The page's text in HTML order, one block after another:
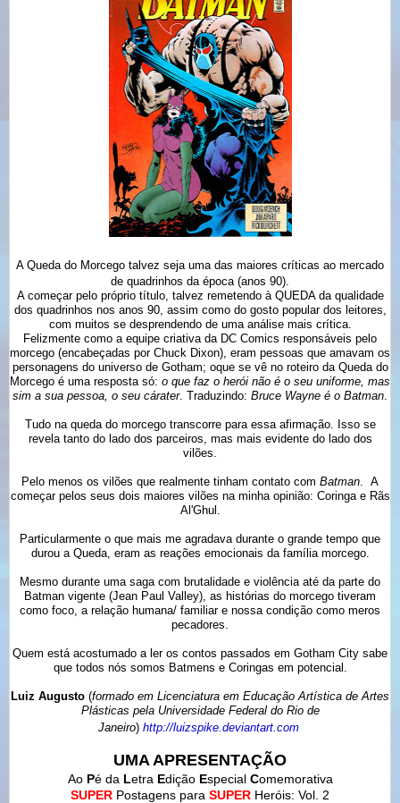
A Queda do Morcego talvez seja uma das maiores críticas ao mercado
de quadrinhos da época (anos 90).
A começar pelo próprio título, talvez remetendo à QUEDA da qualidade
dos quadrinhos nos anos 90, assim como do gosto popular dos leitores,
com muitos se desprendendo de uma análise mais crítica.
Felizmente como a equipe criativa da DC Comics responsáveis pelo
morcego (encabeçadas por Chuck Dixon), eram pessoas que amavam os
personagens do universo de Gotham; oque se vê no roteiro da Queda do
Morcego é uma resposta só: o que faz o herói não é o seu uniforme, mas
sim a sua pessoa, o seu cárater. Traduzindo: Bruce Wayne é o Batman
Tudo na queda do morcego transcorre para essa afirmação. Isso se
revela tanto do lado dos parceiros, mas mais evidente do lado dos
vilões.
Pelo menos os vilões que realmente tinham contato com Batman . A
começar pelos seus dois maiores vilões na minha opinião: Coringa e Rãs
Al'Ghul.
Particularmente o que mais me agradava durante o grande tempo que
durou a Queda, eram as reações emocionais da família morcego.
Mesmo durante uma saga com brutalidade e violência até da parte do
Batman vigente (Jean Paul Valley), as histórias do morcego tiveram
como foco, a relação humana/ familiar e nossa condição como meros
pecadores.
Quem está acostumado a ler os contos passados em Gotham City sabe
que todos nós somos Batmens e Coringas em potencial.
Luiz Augusto (formado em Licenciatura em Educação Artística de Artes
Plásticas pela Universidade Federal do Rio de
Janeiro) http://luizspike.deviantart. com
UMA APRESENTAÇÃO
Ao Pé da Letra Edição Especial Comemorativa
SUPER Postagens para SUPER Heróis: Vol. 2